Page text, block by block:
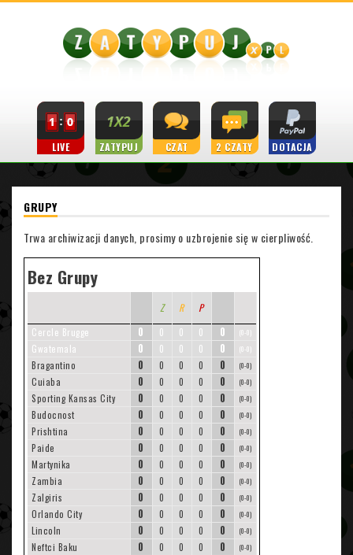
LIVE ZATYPUJ CZAT 2 CZATY DOTACJA
GRUPY
Trwa archiwizacji danych, prosimy o uzbrojenie się w cierpliwość.
Bez Grupy
Z R P
Cercle Brugge 0 0 0 0 0 (0-0)
Gwatemala 0 0 0 0 0 (0-0)
Bragantino 0 0 0 0 0 (0-0)
Cuiaba 0 0 0 0 0 (0-0)
Sporting Kansas City 0 0 0 0 0 (0-0)
Budocnost 0 0 0 0 0 (0-0)
Prishtina 0 0 0 0 0 (0-0)
Paide 0 0 0 0 0 (0-0)
Martynika 0 0 0 0 0 (0-0)
Zambia 0 0 0 0 0 (0-0)
Zalgiris 0 0 0 0 0 (0-0)
Orlando City 0 0 0 0 0 (0-0)
Lincoln 0 0 0 0 0 (0-0)
Neftci Baku 0 0 0 0 0 (0-0)